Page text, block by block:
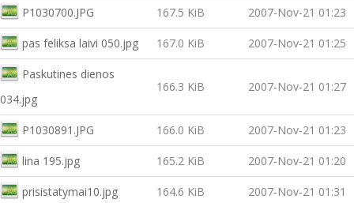
P1030700.JPG 167.5 KiB 2007-Nov-21 01:23
pas feliksa laivi 050.jpg 167.0 KiB 2007-Nov-21 01:25
Paskutines dienos
034.jpg
166.3 KiB 2007-Nov-21 01:27
P1030891.JPG 166.0 KiB 2007-Nov-21 01:23
lina 195.jpg 165.2 KiB 2007-Nov-21 01:20
prisistatymai10.jpg 164.6 KiB 2007-Nov-21 01:31